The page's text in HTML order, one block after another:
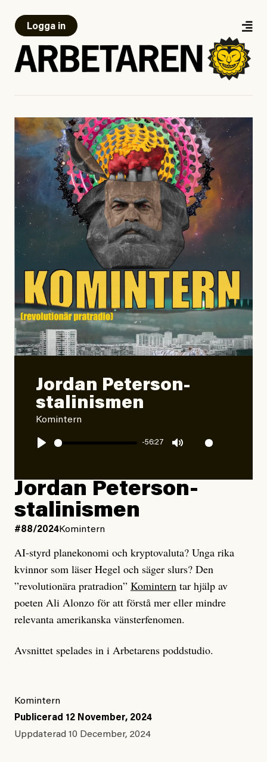
Logga in
Jordan Peterson-
stalinismen
Komintern
-56:27
Jordan Peterson-
stalinismen
#88/2024Komintern
AI-styrd planekonomi och kryptovaluta? Unga rika
kvinnor som läser Hegel och säger slurs? Den
”revolutionära pratradion” Komintern tar hjälp av
poeten Ali Alonzo för att förstå mer eller mindre
relevanta amerikanska vänsterfenomen.
Avsnittet spelades in i Arbetarens poddstudio.
Komintern
Publicerad 12 November, 2024
Uppdaterad 10 December, 2024